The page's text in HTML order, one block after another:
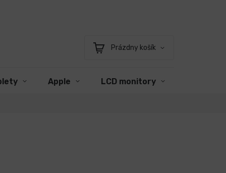
Nákupný
Prázdny košík
Apple LCD monitory